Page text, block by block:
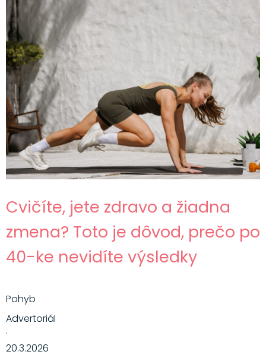
Cvičíte, jete zdravo a žiadna
zmena? Toto je dôvod, prečo po
40-ke nevidíte výsledky
Pohyb
Advertoriál
·
20.3.2026